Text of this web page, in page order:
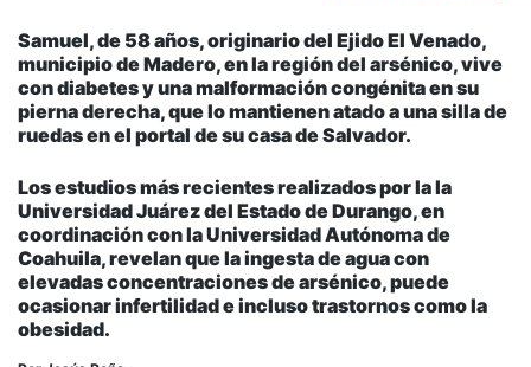
Samuel, de 58 años, originario del Ejido El Venado,
municipio de Madero, en la región del arsénico, vive
con diabetes y una malformación congénita en su
pierna derecha, que lo mantienen atado a una silla de
ruedas en el portal de su casa de Salvador.
Los estudios más recientes realizados por la la
Universidad Juárez del Estado de Durango, en
coordinación con la Universidad Autónoma de
Coahuila, revelan que la ingesta de agua con
elevadas concentraciones de arsénico, puede
ocasionar infertilidad e incluso trastornos como la
obesidad.